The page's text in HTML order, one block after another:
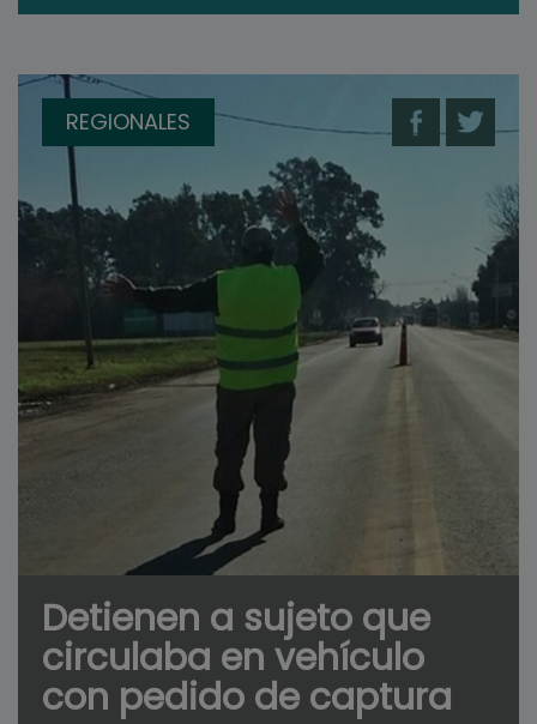
REGIONALES
Detienen a sujeto que
circulaba en vehículo
con pedido de captura